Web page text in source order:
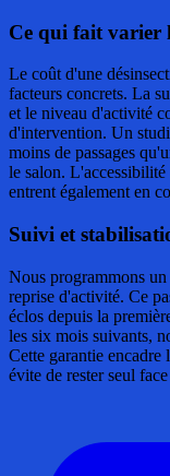
Ce qui fait varier
Le coût d'une
facteurs concrets. La
et le niveau d'activité
d'intervention. Un
moins de passages
le salon.
entrent également en
Suivi et
Nous programmons
reprise d'activité. Ce
éclos depuis la
les six mois suivants,
Cette garantie
évite de rester seul